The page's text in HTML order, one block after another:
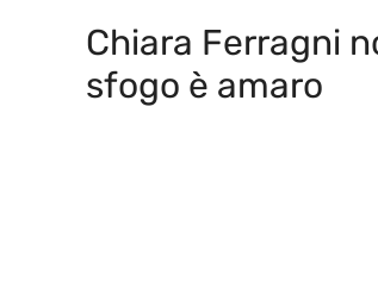
Chiara Ferragni
sfogo è amaro